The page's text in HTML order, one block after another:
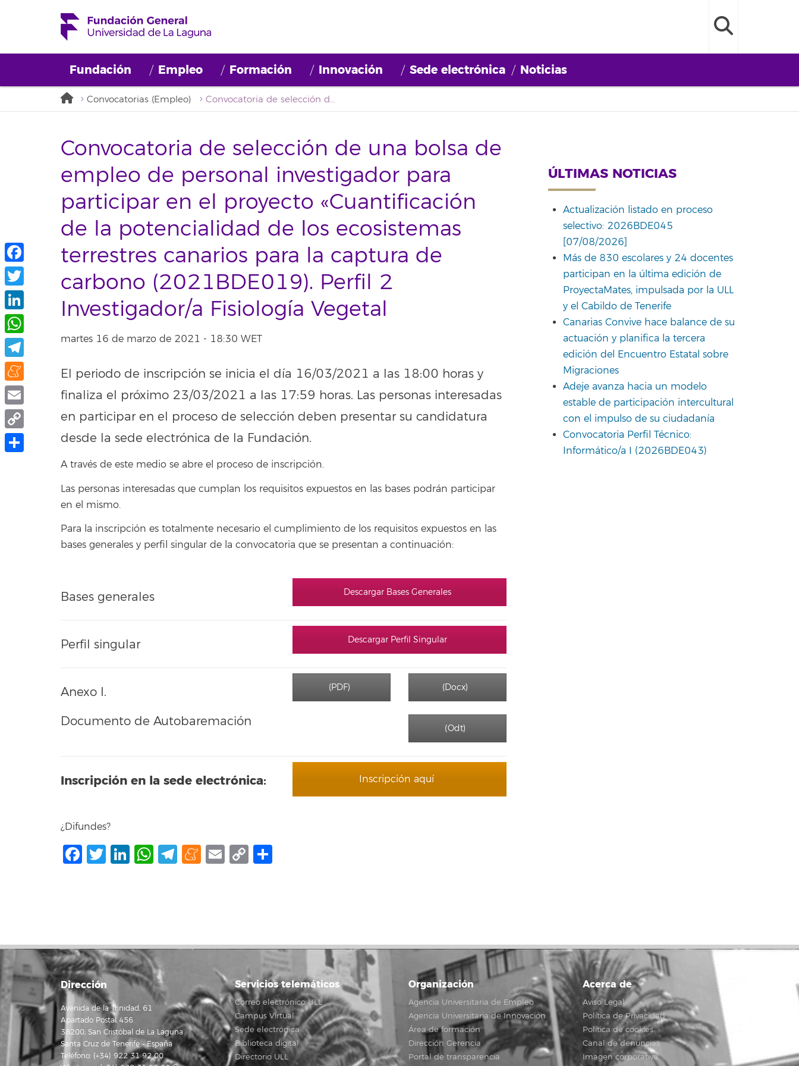
Fundación Empleo Formación Innovación Sede electrónica Noticias
Convocatorias (Empleo) Convocatoria de selección de una bolsa de empleo de personal investigador para participar en el proyecto «Cuantificación de la potencialidad de los ecosistemas terrestres canarios para la captura de carbono (2021BDE019). Perfil 2 Investigador/a Fisiología Vegetal
Convocatoria de selección de una bolsa de
empleo de personal investigador para
participar en el proyecto «Cuantificación
de la potencialidad de los ecosistemas
terrestres canarios para la captura de
carbono (2021BDE019). Perfil 2
Investigador/a Fisiología Vegetal
martes 16 de marzo de 2021 - 18:30 WET
El periodo de inscripción se inicia el día 16/03/2021 a las 18:00 horas y
finaliza el próximo 23/03/2021 a las 17:59 horas. Las personas interesadas
en participar en el proceso de selección deben presentar su candidatura
desde la sede electrónica de la Fundación.
A través de este medio se abre el proceso de inscripción.
Las personas interesadas que cumplan los requisitos expuestos en las bases podrán participar
en el mismo.
Para la inscripción es totalmente necesario el cumplimiento de los requisitos expuestos en las
bases generales y perfil singular de la convocatoria que se presentan a continuación:
Bases generales Descargar Bases Generales
Perfil singular Descargar Perfil Singular
Anexo I.
Documento de Autobaremación
(PDF) (Docx)
(Odt)
Inscripción en la sede electrónica: Inscripción aquí
¿Difundes?
Facebook
Twitter
LinkedIn
WhatsApp
Telegram
Meneame
Email
Copy
ÚLTIMAS NOTICIAS
Actualización listado en proceso
selectivo: 2026BDE045
[07/08/2026]
Más de 830 escolares y 24 docentes
participan en la última edición de
ProyectaMates, impulsada por la ULL
y el Cabildo de Tenerife
Canarias Convive hace balance de su
actuación y planifica la tercera
edición del Encuentro Estatal sobre
Migraciones
Adeje avanza hacia un modelo
estable de participación intercultural
con el impulso de su ciudadanía
Convocatoria Perfil Técnico:
Informático/a I (2026BDE043)
Dirección
Avenida de la Trinidad, 61
Apartado Postal 456
38200, San Cristóbal de La Laguna
Santa Cruz de Tenerife - España
Teléfono: (+34) 922 31 92 00
Servicios telemáticos
Correo electrónico ULL
Campus Virtual
Sede electrónica
Biblioteca digital
Directorio ULL
Organización
Agencia Universitaria de Empleo
Agencia Universitaria de Innovación
Área de formación
Dirección Gerencia
Portal de transparencia
Acerca de
Aviso Legal
Política de Privacidad
Política de cookies
Canal de denuncias
Imagen corporativa
Facebook
Twitter
LinkedIn
WhatsApp
Telegram
Meneame
Email
Copy